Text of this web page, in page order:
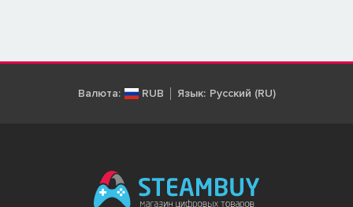
Валюта: RUB Язык: Русский (RU)